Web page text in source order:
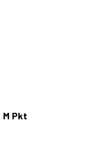
M Pkt